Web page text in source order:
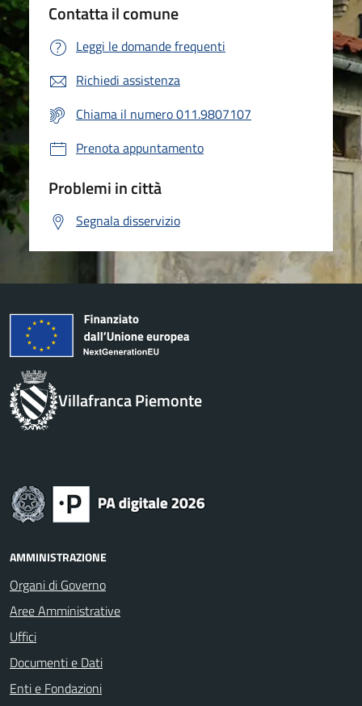
Contatta il comune
Leggi le domande frequenti
Richiedi assistenza
Chiama il numero 011.9807107
Prenota appuntamento
Problemi in città
Segnala disservizio
Villafranca Piemonte
AMMINISTRAZIONE
Organi di Governo
Aree Amministrative
Uffici
Documenti e Dati
Enti e Fondazioni